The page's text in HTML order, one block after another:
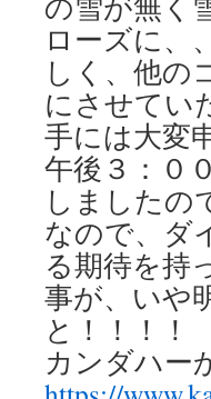
ローズに、
しく、他の
にさせてい
手には大変
午後３：０
しましたの
なので、ダ
る期待を持
事が、いや
と！！！！
カンダハー